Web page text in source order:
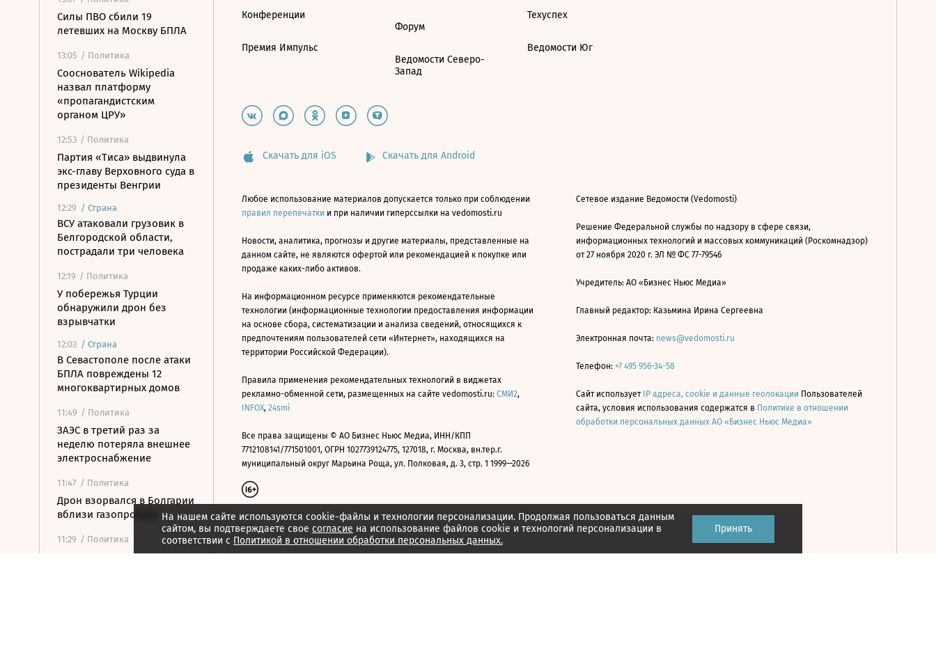
Силы ПВО сбили 19
летевших на Москву БПЛА
13:05 / Политика
Сооснователь Wikipedia
назвал платформу
«пропагандистским
органом ЦРУ»
12:53 / Политика
Партия «Тиса» выдвинула
экс-главу Верховного суда в
президенты Венгрии
12:29 / Страна
ВСУ атаковали грузовик в
Белгородской области,
пострадали три человека
12:19 / Политика
У побережья Турции
обнаружили дрон без
взрывчатки
12:03 / Страна
В Севастополе после атаки
БПЛА повреждены 12
многоквартирных домов
11:49 / Политика
ЗАЭС в третий раз за
неделю потеряла внешнее
электроснабжение
11:47 / Политика
Дрон взорвался в Болгарии
вблизи газопровода
11:29 / Политика
Медведев: переговоры по
На нашем сайте используются cookie-файлы и технологии персонализации. Продолжая пользоваться данным
сайтом, вы подтверждаете свое согласие на использование файлов cookie и технологий персонализации в
соответствии с Политикой в отношении обработки персональных данных.
Принять
Конференции
Премия Импульс
Форум
Ведомости Северо-
Запад
Техуспех
Ведомости Юг
Скачать для iOS Скачать для Android
Любое использование материалов допускается только при соблюдении
правил перепечатки и при наличии гиперссылки на vedomosti.ru
Новости, аналитика, прогнозы и другие материалы, представленные на
данном сайте, не являются офертой или рекомендацией к покупке или
продаже каких-либо активов.
На информационном ресурсе применяются рекомендательные
технологии (информационные технологии предоставления информации
на основе сбора, систематизации и анализа сведений, относящихся к
предпочтениям пользователей сети «Интернет», находящихся на
территории Российской Федерации).
Правила применения рекомендательных технологий в виджетах
рекламно-обменной сети, размещенных на сайте vedomosti.ru: СМИ2,
INFOX, 24smi
Все права защищены © АО Бизнес Ньюс Медиа, ИНН/КПП
7712108141/771501001, ОГРН 1027739124775, 127018, г. Москва, вн.тер.г.
муниципальный округ Марьина Роща, ул. Полковая, д. 3, стр. 1 1999—2026
Сетевое издание Ведомости (Vedomosti)
Решение Федеральной службы по надзору в сфере связи,
информационных технологий и массовых коммуникаций (Роскомнадзор)
от 27 ноября 2020 г. ЭЛ № ФС 77-79546
Учредитель: АО «Бизнес Ньюс Медиа»
Главный редактор: Казьмина Ирина Сергеевна
Электронная почта: news@vedomosti.ru
Телефон: +7 495 956-34-58
Сайт использует IP адреса, cookie и данные геолокации Пользователей
сайта, условия использования содержатся в Политике в отношении
обработки персональных данных АО «Бизнес Ньюс Медиа»